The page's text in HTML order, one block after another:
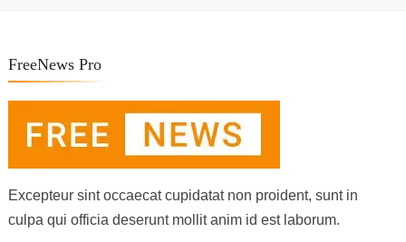
FreeNews Pro
Excepteur sint occaecat cupidatat non proident, sunt in
culpa qui officia deserunt mollit anim id est laborum.